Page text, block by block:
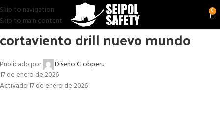
Skip to navigation
Skip to main content
0
cortaviento drill nuevo mundo
Publicado por
Diseño Globperu
17 de enero de 2026
Activado 17 de enero de 2026